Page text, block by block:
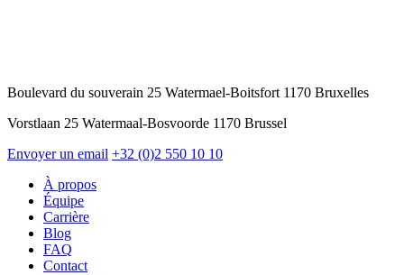
Boulevard du souverain 25 Watermael-Boitsfort 1170 Bruxelles
Vorstlaan 25 Watermaal-Bosvoorde 1170 Brussel
Envoyer un email +32 (0)2 550 10 10
À propos
Équipe
Carrière
Blog
FAQ
Contact